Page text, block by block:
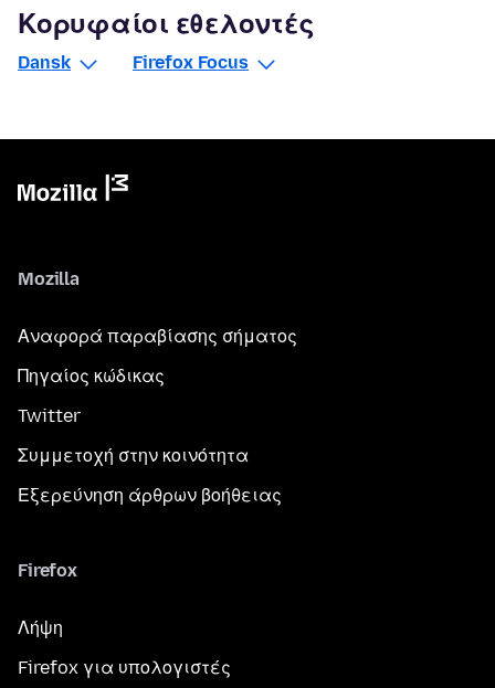
Κορυφαίοι εθελοντές
Dansk Firefox Focus
Mozilla
Αναφορά παραβίασης σήματος
Πηγαίος κώδικας
Twitter
Συμμετοχή στην κοινότητα
Εξερεύνηση άρθρων βοήθειας
Firefox
Λήψη
Firefox για υπολογιστές